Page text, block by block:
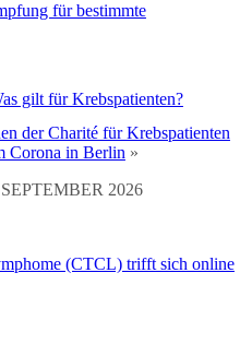
für bestimmte
gilt für Krebspatienten?
der Charité für Krebspatienten
Corona in Berlin »
2026
(CTCL) trifft sich online